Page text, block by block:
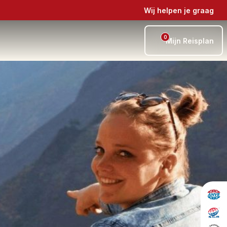
Wij helpen je graag
0Mijn Reisplan